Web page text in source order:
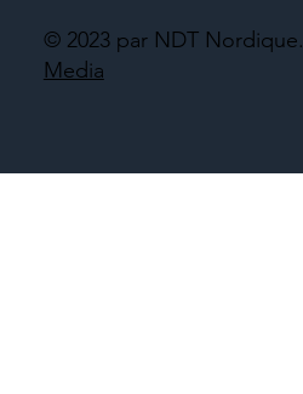
© 2023 par NDT Nordique.
Media